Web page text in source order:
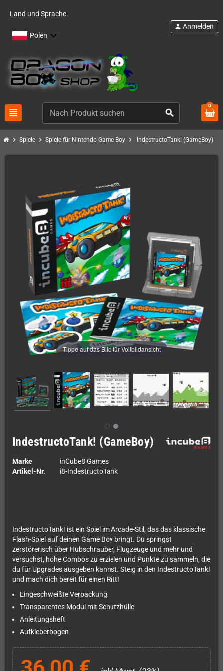
Land und Sprache:
Polen
view_headline search
person Anmelden
0
chevron_right Spiele chevron_right Spiele für Nintendo Game Boy chevron_right IndestructoTank! (GameBoy)
Tippe auf das Bild für Vollbildansicht
IndestructoTank! (GameBoy)
Marke
inCube8 Games
Artikel-Nr.
i8-IndestructoTank
IndestructoTank! ist ein Spiel im Arcade-Stil, das das klassische
Flash-Spiel auf deinen Game Boy bringt. Du springst
zerstörerisch über Hubschrauber, Flugzeuge und mehr und
versuchst, hohe Combos zu erzielen und Punkte zu sammeln, die
du für Upgrades ausgeben kannst. Steig in den IndestructoTank!
und mach dich bereit für einen Ritt!
Eingeschweißte Verpackung
Transparentes Modul mit Schutzhülle
Anleitungsheft
Aufkleberbogen